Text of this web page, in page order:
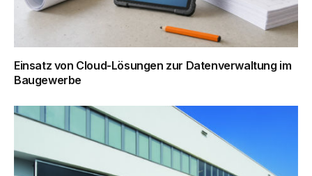
Einsatz von Cloud-Lösungen zur Datenverwaltung im
Baugewerbe